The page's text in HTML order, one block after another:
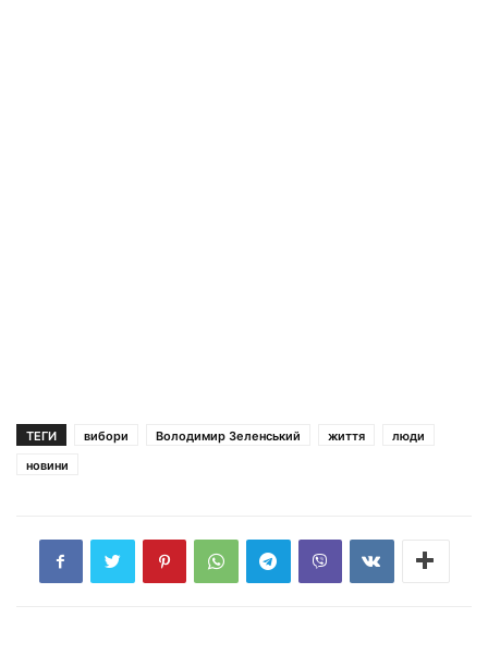
ТЕГИ вибори Володимир Зеленський життя
люди
новини